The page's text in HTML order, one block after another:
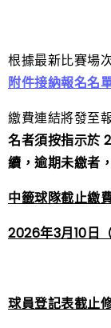
根據最新比賽場
附件接納報名名
繳費連結將發至
名者須按指示於
續，逾期未繳者
中籤球隊截止繳
2026年3月10日
球員登記表截止